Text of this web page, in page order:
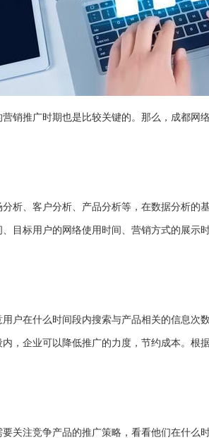
销推广时期也是比较关键的。那么，成都
析、客户分析、产品分析等，在数据分析
目标用户的网络使用时间、营销方式的展
户在什么时间段内搜索与产品相关的信息
，企业可以降低推广的力度，节约成本。
关注竞争产品的推广策略，看看他们在什